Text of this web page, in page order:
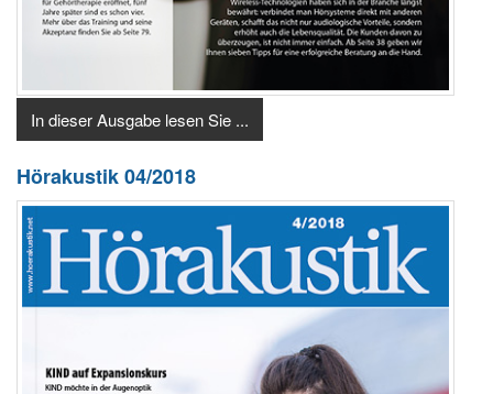
In dieser Ausgabe lesen Sie ...
Hörakustik 04/2018